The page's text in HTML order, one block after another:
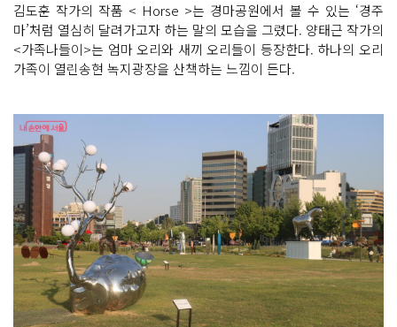
김도훈 작가의 작품 < Horse >는 경마공원에서 볼 수 있는 ‘경주
마’처럼 열심히 달려가고자 하는 말의 모습을 그렸다. 양태근 작가의
<가족나들이>는 엄마 오리와 새끼 오리들이 등장한다. 하나의 오리
가족이 열린송현 녹지광장을 산책하는 느낌이 든다.